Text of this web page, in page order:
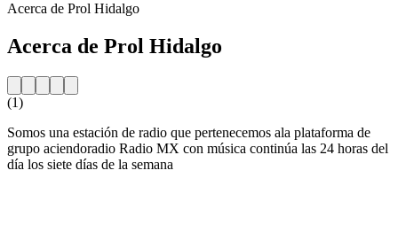
Acerca de Prol Hidalgo
Acerca de Prol Hidalgo
(1)
Somos una estación de radio que pertenecemos ala plataforma de
grupo aciendoradio Radio MX con música continúa las 24 horas del
día los siete días de la semana